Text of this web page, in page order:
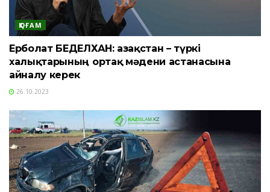
ҚОҒАМ
Ерболат БЕДЕЛХАН: Қазақстан – түркі
халықтарының ортақ мәдени астанасына
айналу керек
26.10.2023